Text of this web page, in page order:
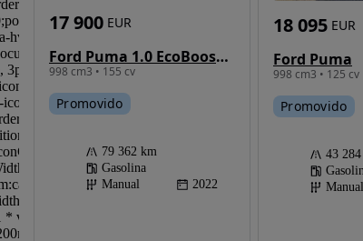
Ford Puma 1.0 EcoBoost MHEV ST-Line X
998 cm3 • 155 cv
17 900 EUR
Promovido
79 362 km
Gasolina
Manual
2022
Ford Puma
998 cm3 • 125 cv
18 095 EUR
Promovido
43
Manual